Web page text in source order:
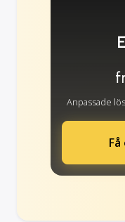
Anpassade